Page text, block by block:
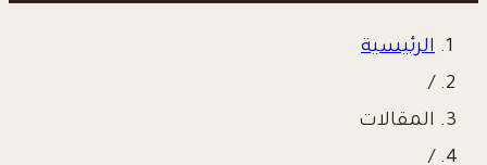
الرئيسية
/
المقالات
/